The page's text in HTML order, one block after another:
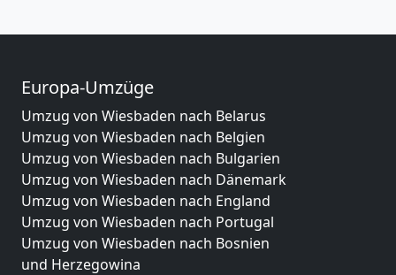
Europa-Umzüge
Umzug von Wiesbaden nach Belarus
Umzug von Wiesbaden nach Belgien
Umzug von Wiesbaden nach Bulgarien
Umzug von Wiesbaden nach Dänemark
Umzug von Wiesbaden nach England
Umzug von Wiesbaden nach Portugal
Umzug von Wiesbaden nach Bosnien
und Herzegowina